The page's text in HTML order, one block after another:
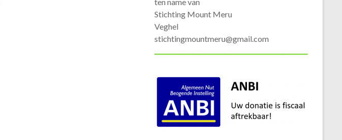
Stichting Mount Meru
Veghel
stichtingmountmeru@gmail.com